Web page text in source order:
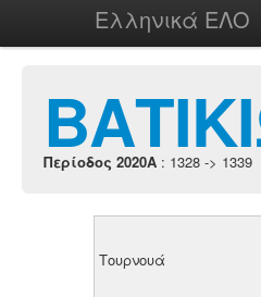
Ελληνικά ΕΛΟ
Περίοδος 2020A : 1328 -> 1339
Τουρνουά